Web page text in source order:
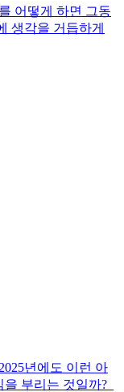
어떻게 하면 그동
생각을 거듭하게
년에도 이런 아
부리는 것일까?